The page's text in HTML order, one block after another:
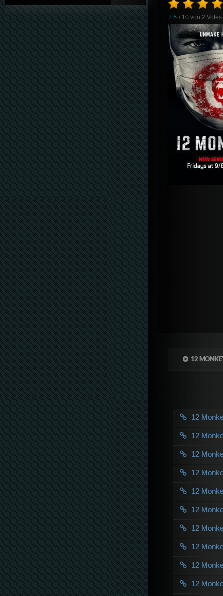
7.5 / 10 von2 Votes
12
12
12
12
12
12
12
12
12
12
12